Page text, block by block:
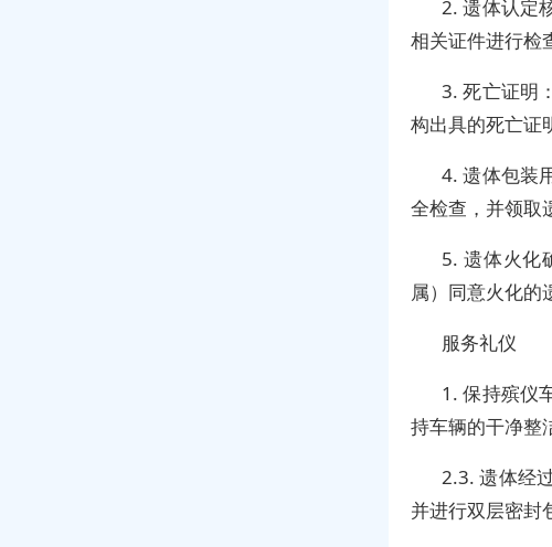
2. 遗体认定
相关证件进行检
3. 死亡证明
构出具的死亡证
4. 遗体包装
全检查，并领取
5. 遗体火化
属）同意火化的
服务礼仪
1. 保持殡仪
持车辆的干净整
2.3. 遗体经
并进行双层密封